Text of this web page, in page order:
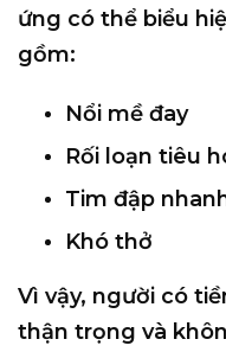
ứng có thể biểu
gồm:
Nổi mề đay
Rối loạn tiêu
Tim đập
Khó thở
Vì vậy, người có
thận trọng và